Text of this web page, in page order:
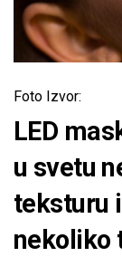
Foto Izvor:
LED
u svetu
teksturu
nekoliko